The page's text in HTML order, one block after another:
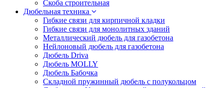
Скоба строительная
Дюбельная техника
Гибкие связи для кирпичной кладки
Гибкие связи для монолитных зданий
Металлический дюбель для газобетона
Нейлоновый дюбель для газобетона
Дюбель Driva
Дюбель MOLLY
Дюбель Бабочка
Складной пружинный дюбель с полукольцом